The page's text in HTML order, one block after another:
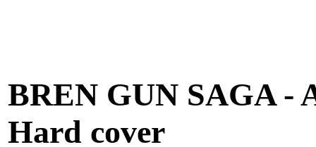
BREN GUN SAGA -
Hard cover